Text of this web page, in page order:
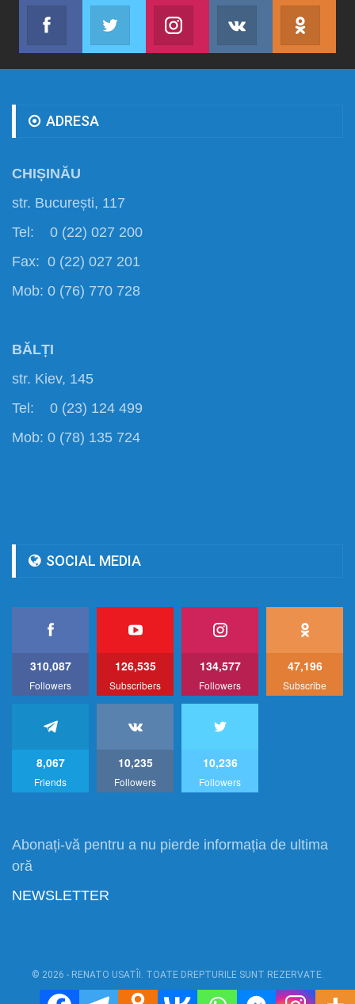
Facebook
Abonează-te
Twitter
Join us on TwitterJoin us on Instagram
Abonează-te
ADRESA
CHIȘINĂU
str. București, 117
Tel: 0 (22) 027 200
Fax: 0 (22) 027 201
Mob: 0 (76) 770 728
BĂLȚI
str. Kiev, 145
Tel: 0 (23) 124 499
Mob: 0 (78) 135 724
SOCIAL MEDIA
310,087
Followers
126,535
Subscribers
134,577
Followers
47,196
Subscribe
8,067
Friends
10,235
Followers
10,236
Followers
Abonați-vă pentru a nu pierde informația de ultima
oră
NEWSLETTER
© 2026 - RENATO USATÎI. TOATE DREPTURILE SUNT REZERVATE.
Power by:RU1